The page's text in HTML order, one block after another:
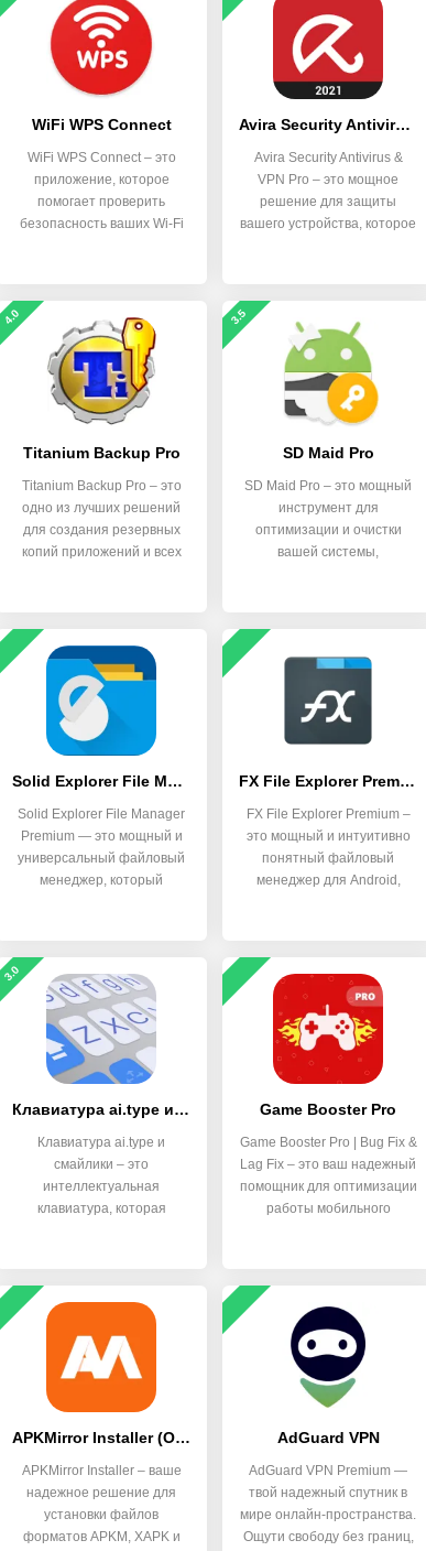
WiFi WPS Connect
WiFi WPS Connect – это
приложение, которое
помогает проверить
безопасность ваших Wi-Fi
Avira Security Antivirus & VPN
Avira Security Antivirus &
VPN Pro – это мощное
решение для защиты
вашего устройства, которое
4.0
Titanium Backup Pro
Titanium Backup Pro – это
одно из лучших решений
для создания резервных
копий приложений и всех
3.5
SD Maid Pro
SD Maid Pro – это мощный
инструмент для
оптимизации и очистки
вашей системы,
Solid Explorer File Manager
Solid Explorer File Manager
Premium — это мощный и
универсальный файловый
менеджер, который
FX File Explorer Premium
FX File Explorer Premium –
это мощный и интуитивно
понятный файловый
менеджер для Android,
3.0
Клавиатура ai.type и смайлики
Клавиатура ai.type и
смайлики – это
интеллектуальная
клавиатура, которая
Game Booster Pro
Game Booster Pro | Bug Fix &
Lag Fix – это ваш надежный
помощник для оптимизации
работы мобильного
APKMirror Installer (Official)
APKMirror Installer – ваше
надежное решение для
установки файлов
форматов APKM, XAPK и
AdGuard VPN
AdGuard VPN Premium —
твой надежный спутник в
мире онлайн-пространства.
Ощути свободу без границ,